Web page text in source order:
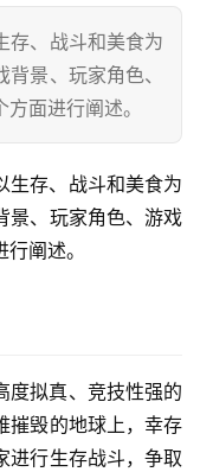
存、战斗和美食为
景、玩家角色、
面进行阐述。
生存、战斗和美食为
景、玩家角色、游戏
阐述。
度拟真、竞技性强的
摧毁的地球上，幸存
进行生存战斗，争取